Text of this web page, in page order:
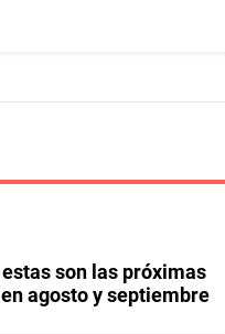
son las próximas
agosto y septiembre